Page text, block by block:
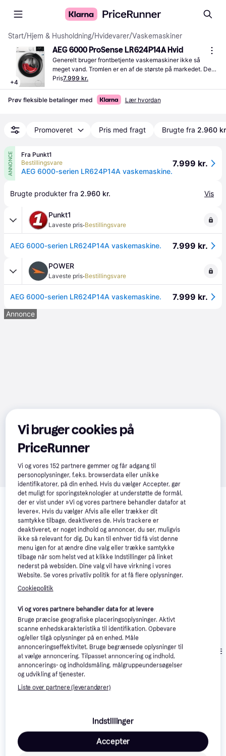
Start/Hjem & Husholdning/Hvidevarer/Vaskemaskiner
+4
AEG 6000 ProSense LR624P14A Hvid
Generelt bruger frontbetjente vaskemaskiner ikke så
meget vand. Tromlen er en af de største på markedet. Det
er ikke den mest støjsvage maskine på markedet.
Pris7.999 kr.
Prøv fleksible betalinger med Lær hvordan
Promoveret Pris med fragt Brugte fra 2.960
ANNONCE
Fra Punkt1
Bestillingsvare
AEG 6000-serien LR624P14A vaskemaskine.
7.999 kr.
Brugte produkter fra 2.960 kr. Vis
Punkt1
Laveste pris·Bestillingsvare
AEG 6000-serien LR624P14A vaskemaskine. 7.999 kr.
POWER
Laveste pris·Bestillingsvare
AEG 6000-serien LR624P14A vaskemaskine. 7.999 kr.
Annonce
Relaterede produkter
Se vores forslag til andre produkter, der matcher dine
interesser. Vis alle
AEG 5000 Series
LS511P94P Hvid
7.999 kr.
AEG 7000 ProSteam
LR734EX4E Hvid
AEG
AEG 6000 ProSense LR624P14A Hvid
7.999 kr. Det er den bedste pris lige nu blandt
2
butikker.
Vi bruger cookies på
PriceRunner
Vi og vores152 partnere gemmer og får adgang til
personoplysninger, f.eks. browserdata eller unikke
identifikatorer, på din enhed. Hvis du vælger Accepter, gør
det muligt for sporingsteknologier at understøtte de formål,
der er vist under »Vi og vores partnere behandler datafor at
levere«. Hvis du vælger Afvis alle eller trækker dit
samtykke tilbage, deaktiveres de. Hvis trackere er
deaktiveret, er noget indhold og annoncer, du ser, muligvis
ikke så relevant for dig. Du kan til enhver tid få vist denne
menu igen for at ændre dine valg eller trække samtykke
tilbage når som helst ved at klikke Indstillinger på linket
nederst på websiden. Dine valg vil have virkning i vores
Website. Se vores privatliv politik for at få flere oplysninger.
Cookiepolitik
Vi og vores partnere behandler data for at levere
Bruge præcise geografiske placeringsoplysninger. Aktivt
scanne enhedskarakteristika til identifikation. Opbevare
og/eller tilgå oplysninger på en enhed. Måle
annonceringseffektivitet. Bruge begrænsede oplysninger til
at vælge annoncering. Tilpasset annoncering og indhold,
annoncerings- og indholdsmåling, målgruppeundersøgelser
og udvikling af tjenester.
Liste over partnere (leverandører)
Indstillinger
Accepter